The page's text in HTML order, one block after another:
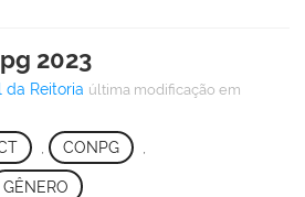
2023
da Reitoria última modificação em
CONPG
GÊNERO